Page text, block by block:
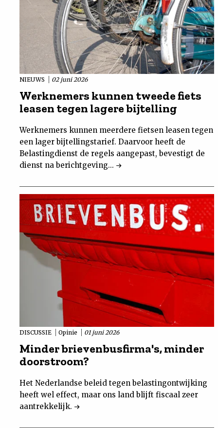
NIEUWS 02 juni 2026
Werknemers kunnen tweede fiets
leasen tegen lagere bijtelling
Werknemers kunnen meerdere fietsen leasen tegen
een lager bijtellingstarief. Daarvoor heeft de
Belastingdienst de regels aangepast, bevestigt de
dienst na berichtgeving...
DISCUSSIE Opinie 01 juni 2026
Minder brievenbusfirma's, minder
doorstroom?
Het Nederlandse beleid tegen belastingontwijking
heeft wel effect, maar ons land blijft fiscaal zeer
aantrekkelijk.